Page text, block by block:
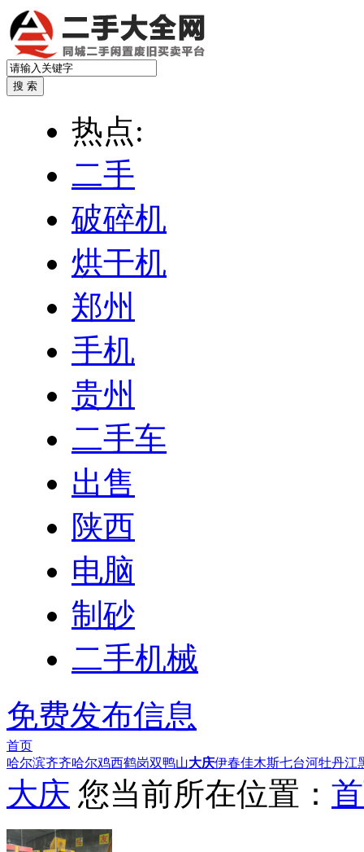
热点:
二手
破碎机
烘干机
郑州
手机
贵州
二手车
出售
陕西
电脑
制砂
二手机械
免费发布信息
首页
哈尔滨齐齐哈尔鸡西鹤岗双鸭山大庆伊春佳木斯七台河牡丹江
大庆 您当前所在位置：